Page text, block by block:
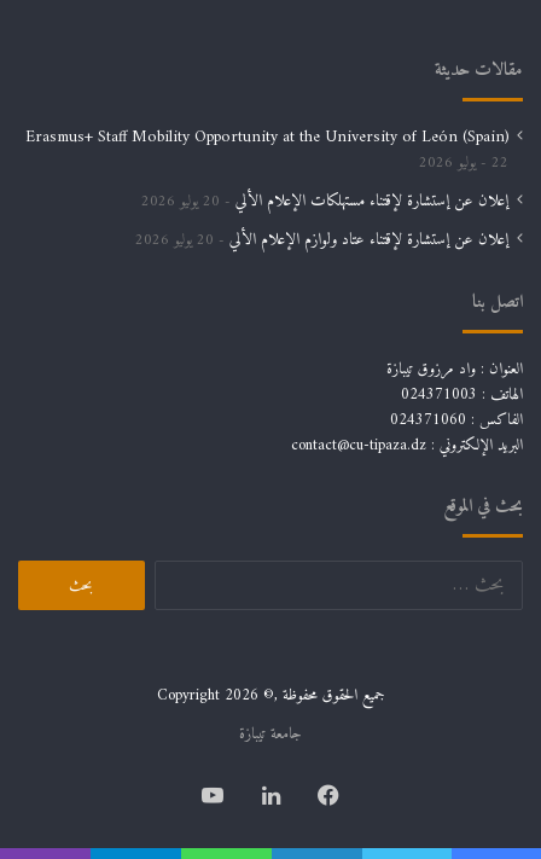
مقالات حديثة
Erasmus+ Staff Mobility Opportunity at the University of León (Spain)
22 يوليو 2026
إعلان عن إستشارة لإقتناء مستهلكات الإعلام الألي 20 يوليو 2026
إعلان عن إستشارة لإقتناء عتاد ولوازم الإعلام الألي 20 يوليو 2026
اتصل بنا
العنوان : واد مرزوق تيبازة
الهاتف : 024371003
الفاكس : 024371060
البريد الإلكتروني : contact@cu-tipaza.dz
بحث في الموقع
البحث
جميع الحقوق محفوظة ,© Copyright 2026
جامعة تيبازة
فيسبوكلينكدإن يوتيوب